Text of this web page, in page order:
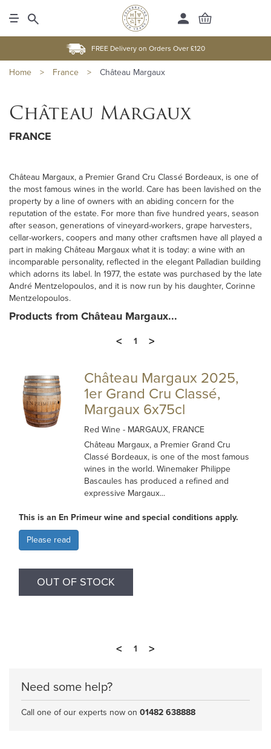
FREE Delivery on Orders Over £120
Home > France > Château Margaux
Château Margaux
FRANCE
Château Margaux, a Premier Grand Cru Classé Bordeaux, is one of
the most famous wines in the world. Care has been lavished on the
property by a line of owners with an abiding concern for the
reputation of the estate. For more than five hundred years, season
after season, generations of vineyard-workers, grape harvesters,
cellar-workers, coopers and many other craftsmen have all played a
part in making Château Margaux what it is today: a wine with an
incomparable personality, reflected in the elegant Palladian building
which adorns its label. In 1977, the estate was purchased by the late
André Mentzelopoulos, and it is now run by his daughter, Corinne
Mentzelopoulos.
Products from Château Margaux...
<
1 >
Château Margaux 2025,
1er Grand Cru Classé,
Margaux 6x75cl
Red Wine- MARGAUX, FRANCE
Château Margaux, a Premier Grand Cru
Classé Bordeaux, is one of the most famous
wines in the world. Winemaker Philippe
Bascaules has produced a refined and
expressive Margaux...
This is an En Primeur wine and special conditions apply.
Please read
OUT OF STOCK
< 1 >
Need some help?
Call one of our experts now on 01482 638888